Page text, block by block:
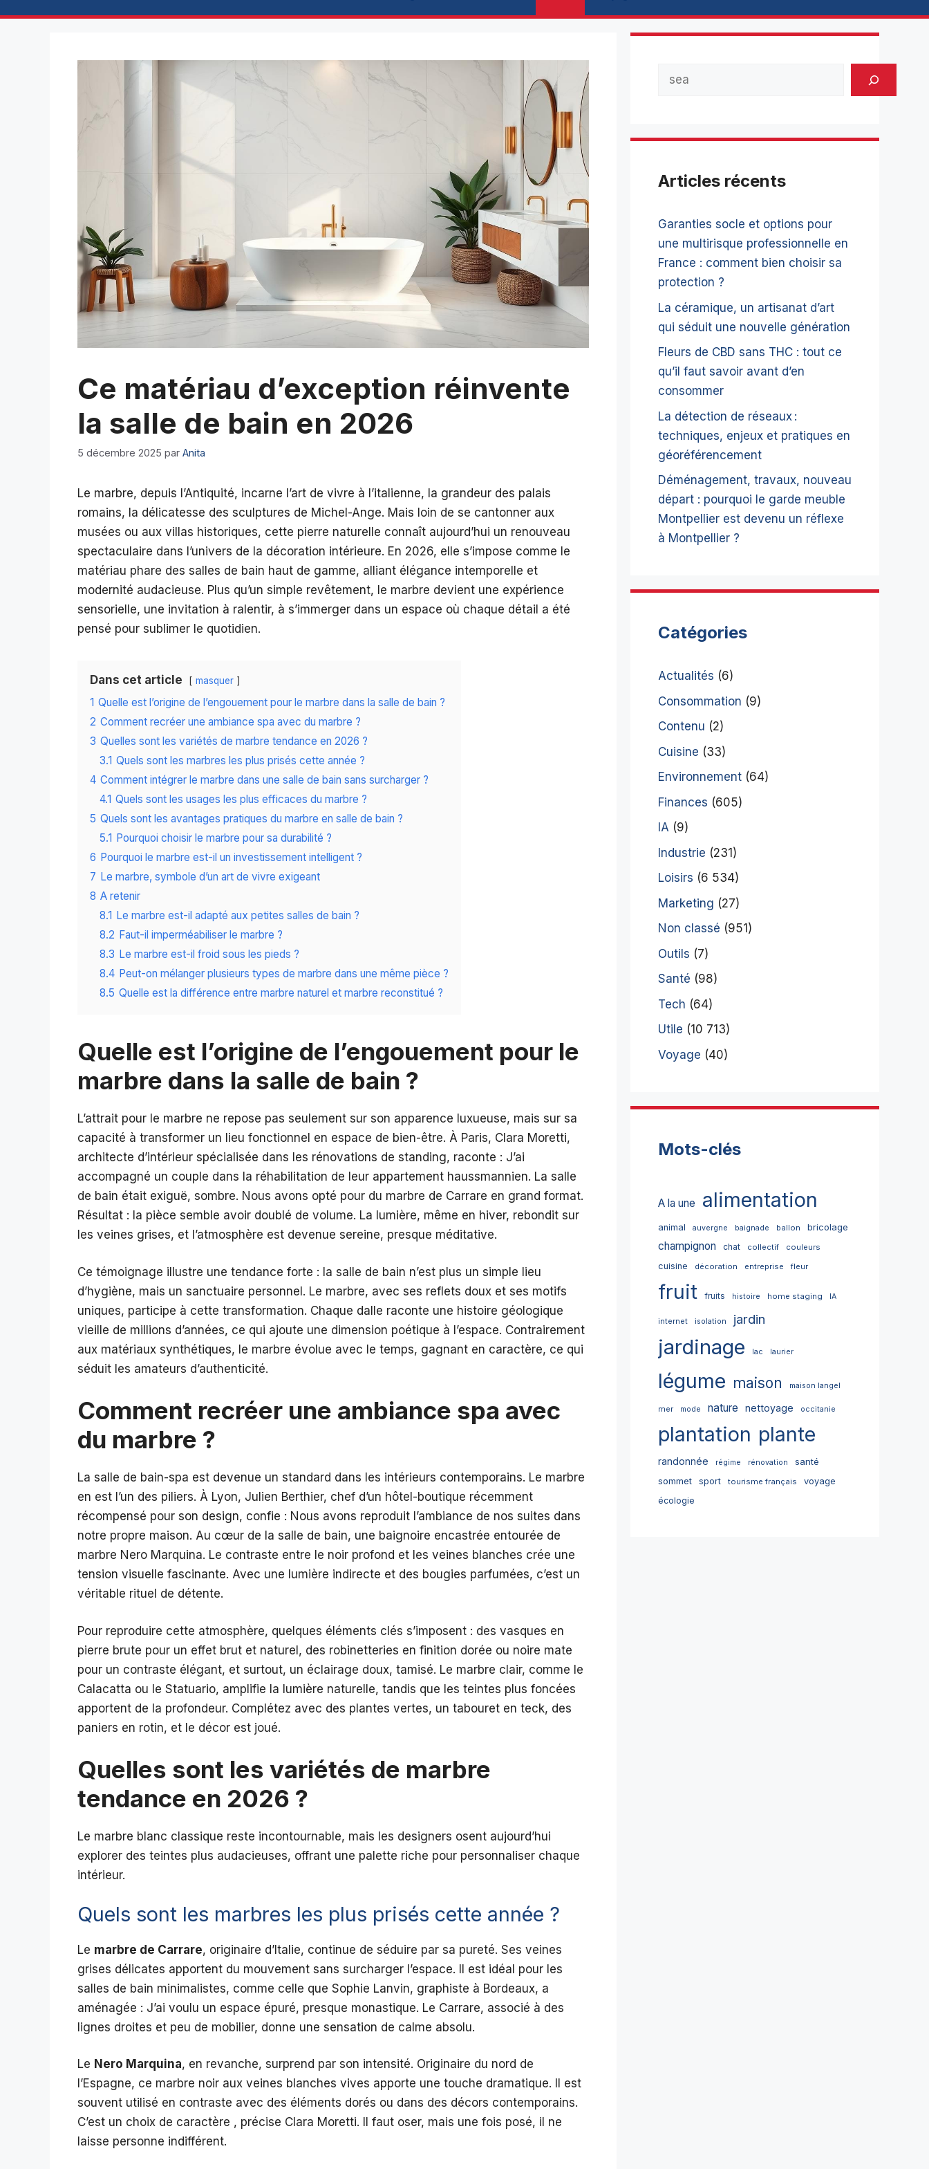
Ce matériau d’exception réinvente
la salle de bain en 2026
5 décembre 2025 par Anita
Le marbre, depuis l’Antiquité, incarne l’art de vivre à l’italienne, la grandeur des palais
romains, la délicatesse des sculptures de Michel-Ange. Mais loin de se cantonner aux
musées ou aux villas historiques, cette pierre naturelle connaît aujourd’hui un renouveau
spectaculaire dans l’univers de la décoration intérieure. En 2026, elle s’impose comme le
matériau phare des salles de bain haut de gamme, alliant élégance intemporelle et
modernité audacieuse. Plus qu’un simple revêtement, le marbre devient une expérience
sensorielle, une invitation à ralentir, à s’immerger dans un espace où chaque détail a été
pensé pour sublimer le quotidien.
Dans cet article masquer
1 Quelle est l’origine de l’engouement pour le marbre dans la salle de bain ?
2 Comment recréer une ambiance spa avec du marbre ?
3 Quelles sont les variétés de marbre tendance en 2026 ?
3.1 Quels sont les marbres les plus prisés cette année ?
4 Comment intégrer le marbre dans une salle de bain sans surcharger ?
4.1 Quels sont les usages les plus efficaces du marbre ?
5 Quels sont les avantages pratiques du marbre en salle de bain ?
5.1 Pourquoi choisir le marbre pour sa durabilité ?
6 Pourquoi le marbre est-il un investissement intelligent ?
7 Le marbre, symbole d’un art de vivre exigeant
8 A retenir
8.1 Le marbre est-il adapté aux petites salles de bain ?
8.2 Faut-il imperméabiliser le marbre ?
8.3 Le marbre est-il froid sous les pieds ?
8.4 Peut-on mélanger plusieurs types de marbre dans une même pièce ?
8.5 Quelle est la différence entre marbre naturel et marbre reconstitué ?
Quelle est l’origine de l’engouement pour le
marbre dans la salle de bain ?
L’attrait pour le marbre ne repose pas seulement sur son apparence luxueuse, mais sur sa
capacité à transformer un lieu fonctionnel en espace de bien-être. À Paris, Clara Moretti,
architecte d’intérieur spécialisée dans les rénovations de standing, raconte : J’ai
accompagné un couple dans la réhabilitation de leur appartement haussmannien. La salle
de bain était exiguë, sombre. Nous avons opté pour du marbre de Carrare en grand format.
Résultat : la pièce semble avoir doublé de volume. La lumière, même en hiver, rebondit sur
les veines grises, et l’atmosphère est devenue sereine, presque méditative.
Ce témoignage illustre une tendance forte : la salle de bain n’est plus un simple lieu
d’hygiène, mais un sanctuaire personnel. Le marbre, avec ses reflets doux et ses motifs
uniques, participe à cette transformation. Chaque dalle raconte une histoire géologique
vieille de millions d’années, ce qui ajoute une dimension poétique à l’espace. Contrairement
aux matériaux synthétiques, le marbre évolue avec le temps, gagnant en caractère, ce qui
séduit les amateurs d’authenticité.
Comment recréer une ambiance spa avec
du marbre ?
La salle de bain-spa est devenue un standard dans les intérieurs contemporains. Le marbre
en est l’un des piliers. À Lyon, Julien Berthier, chef d’un hôtel-boutique récemment
récompensé pour son design, confie : Nous avons reproduit l’ambiance de nos suites dans
notre propre maison. Au cœur de la salle de bain, une baignoire encastrée entourée de
marbre Nero Marquina. Le contraste entre le noir profond et les veines blanches crée une
tension visuelle fascinante. Avec une lumière indirecte et des bougies parfumées, c’est un
véritable rituel de détente.
Pour reproduire cette atmosphère, quelques éléments clés s’imposent : des vasques en
pierre brute pour un effet brut et naturel, des robinetteries en finition dorée ou noire mate
pour un contraste élégant, et surtout, un éclairage doux, tamisé. Le marbre clair, comme le
Calacatta ou le Statuario, amplifie la lumière naturelle, tandis que les teintes plus foncées
apportent de la profondeur. Complétez avec des plantes vertes, un tabouret en teck, des
paniers en rotin, et le décor est joué.
Quelles sont les variétés de marbre
tendance en 2026 ?
Le marbre blanc classique reste incontournable, mais les designers osent aujourd’hui
explorer des teintes plus audacieuses, offrant une palette riche pour personnaliser chaque
intérieur.
Quels sont les marbres les plus prisés cette année ?
Le marbre de Carrare, originaire d’Italie, continue de séduire par sa pureté. Ses veines
grises délicates apportent du mouvement sans surcharger l’espace. Il est idéal pour les
salles de bain minimalistes, comme celle que Sophie Lanvin, graphiste à Bordeaux, a
aménagée : J’ai voulu un espace épuré, presque monastique. Le Carrare, associé à des
lignes droites et peu de mobilier, donne une sensation de calme absolu.
Le Nero Marquina, en revanche, surprend par son intensité. Originaire du nord de
l’Espagne, ce marbre noir aux veines blanches vives apporte une touche dramatique. Il est
souvent utilisé en contraste avec des éléments dorés ou dans des décors contemporains.
C’est un choix de caractère , précise Clara Moretti. Il faut oser, mais une fois posé, il ne
laisse personne indifférent.
Articles récents
Garanties socle et options pour
une multirisque professionnelle en
France : comment bien choisir sa
protection ?
La céramique, un artisanat d’art
qui séduit une nouvelle génération
Fleurs de CBD sans THC : tout ce
qu’il faut savoir avant d’en
consommer
La détection de réseaux :
techniques, enjeux et pratiques en
géoréférencement
Déménagement, travaux, nouveau
départ : pourquoi le garde meuble
Montpellier est devenu un réflexe
à Montpellier ?
Catégories
Actualités (6)
Consommation (9)
Contenu (2)
Cuisine (33)
Environnement (64)
Finances (605)
IA (9)
Industrie (231)
Loisirs (6 534)
Marketing (27)
Non classé (951)
Outils (7)
Santé (98)
Tech (64)
Utile (10 713)
Voyage (40)
Mots-clés
A la une alimentation
animal auvergne baignade ballon bricolage
champignon chat collectif couleurs
cuisine décoration entreprise fleur
fruit fruits histoire home staging IA
internet isolation jardin
jardinage lac laurier
légume maison maison langel
mer mode nature nettoyage occitanie
plantation plante
randonnée régime rénovation
santé
sommet
sport tourisme français
voyage
écologie